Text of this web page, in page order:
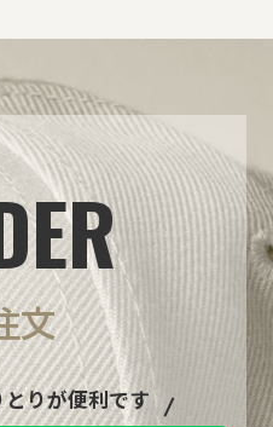
文
りが便利です